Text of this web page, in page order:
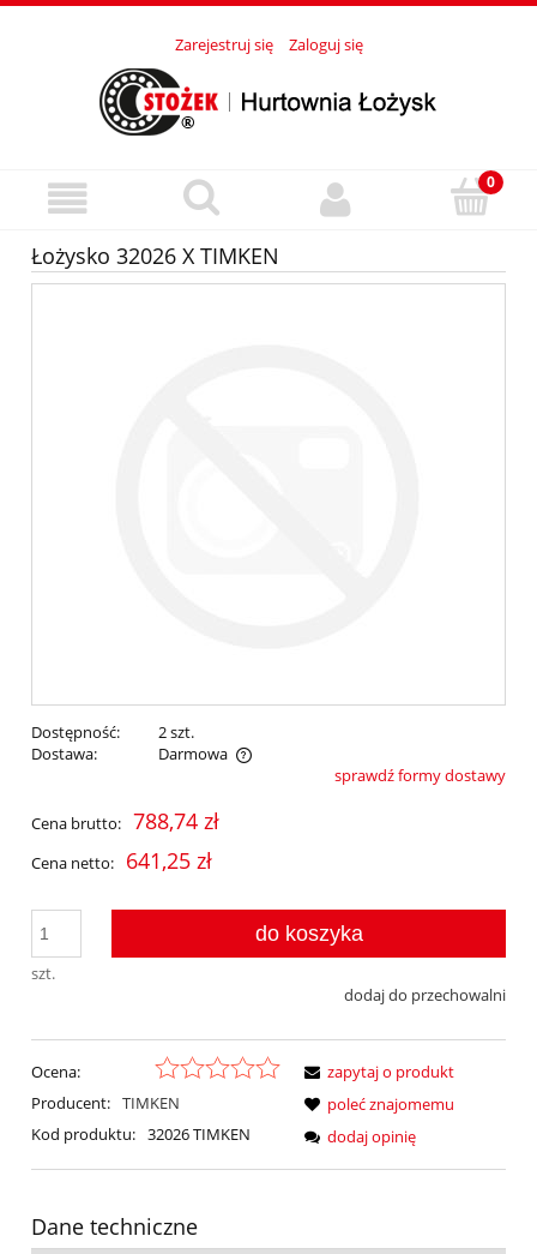
Zarejestruj się Zaloguj się
Łożysko 32026 X TIMKEN
Dostępność:
2 szt.
Dostawa:
Darmowa
Cena nie zawiera ewentualnych kosztów płatnościsprawdź formy dostawy
Cena brutto: 788,74 zł
Cena netto: 641,25 zł
szt.
do koszyka
dodaj do przechowalni
Ocena:
Producent: TIMKEN
Kod produktu: 32026 TIMKEN
zapytaj o produkt
poleć znajomemu
dodaj opinię
Dane techniczne